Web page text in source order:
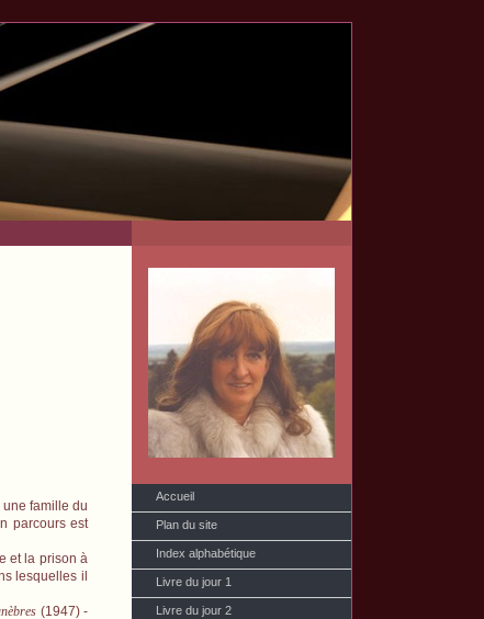
Accueil
Plan du site
Index alphabétique
Livre du jour 1
Livre du jour 2
famille du
parcours est
et la prison à
lesquelles il
(1947) -